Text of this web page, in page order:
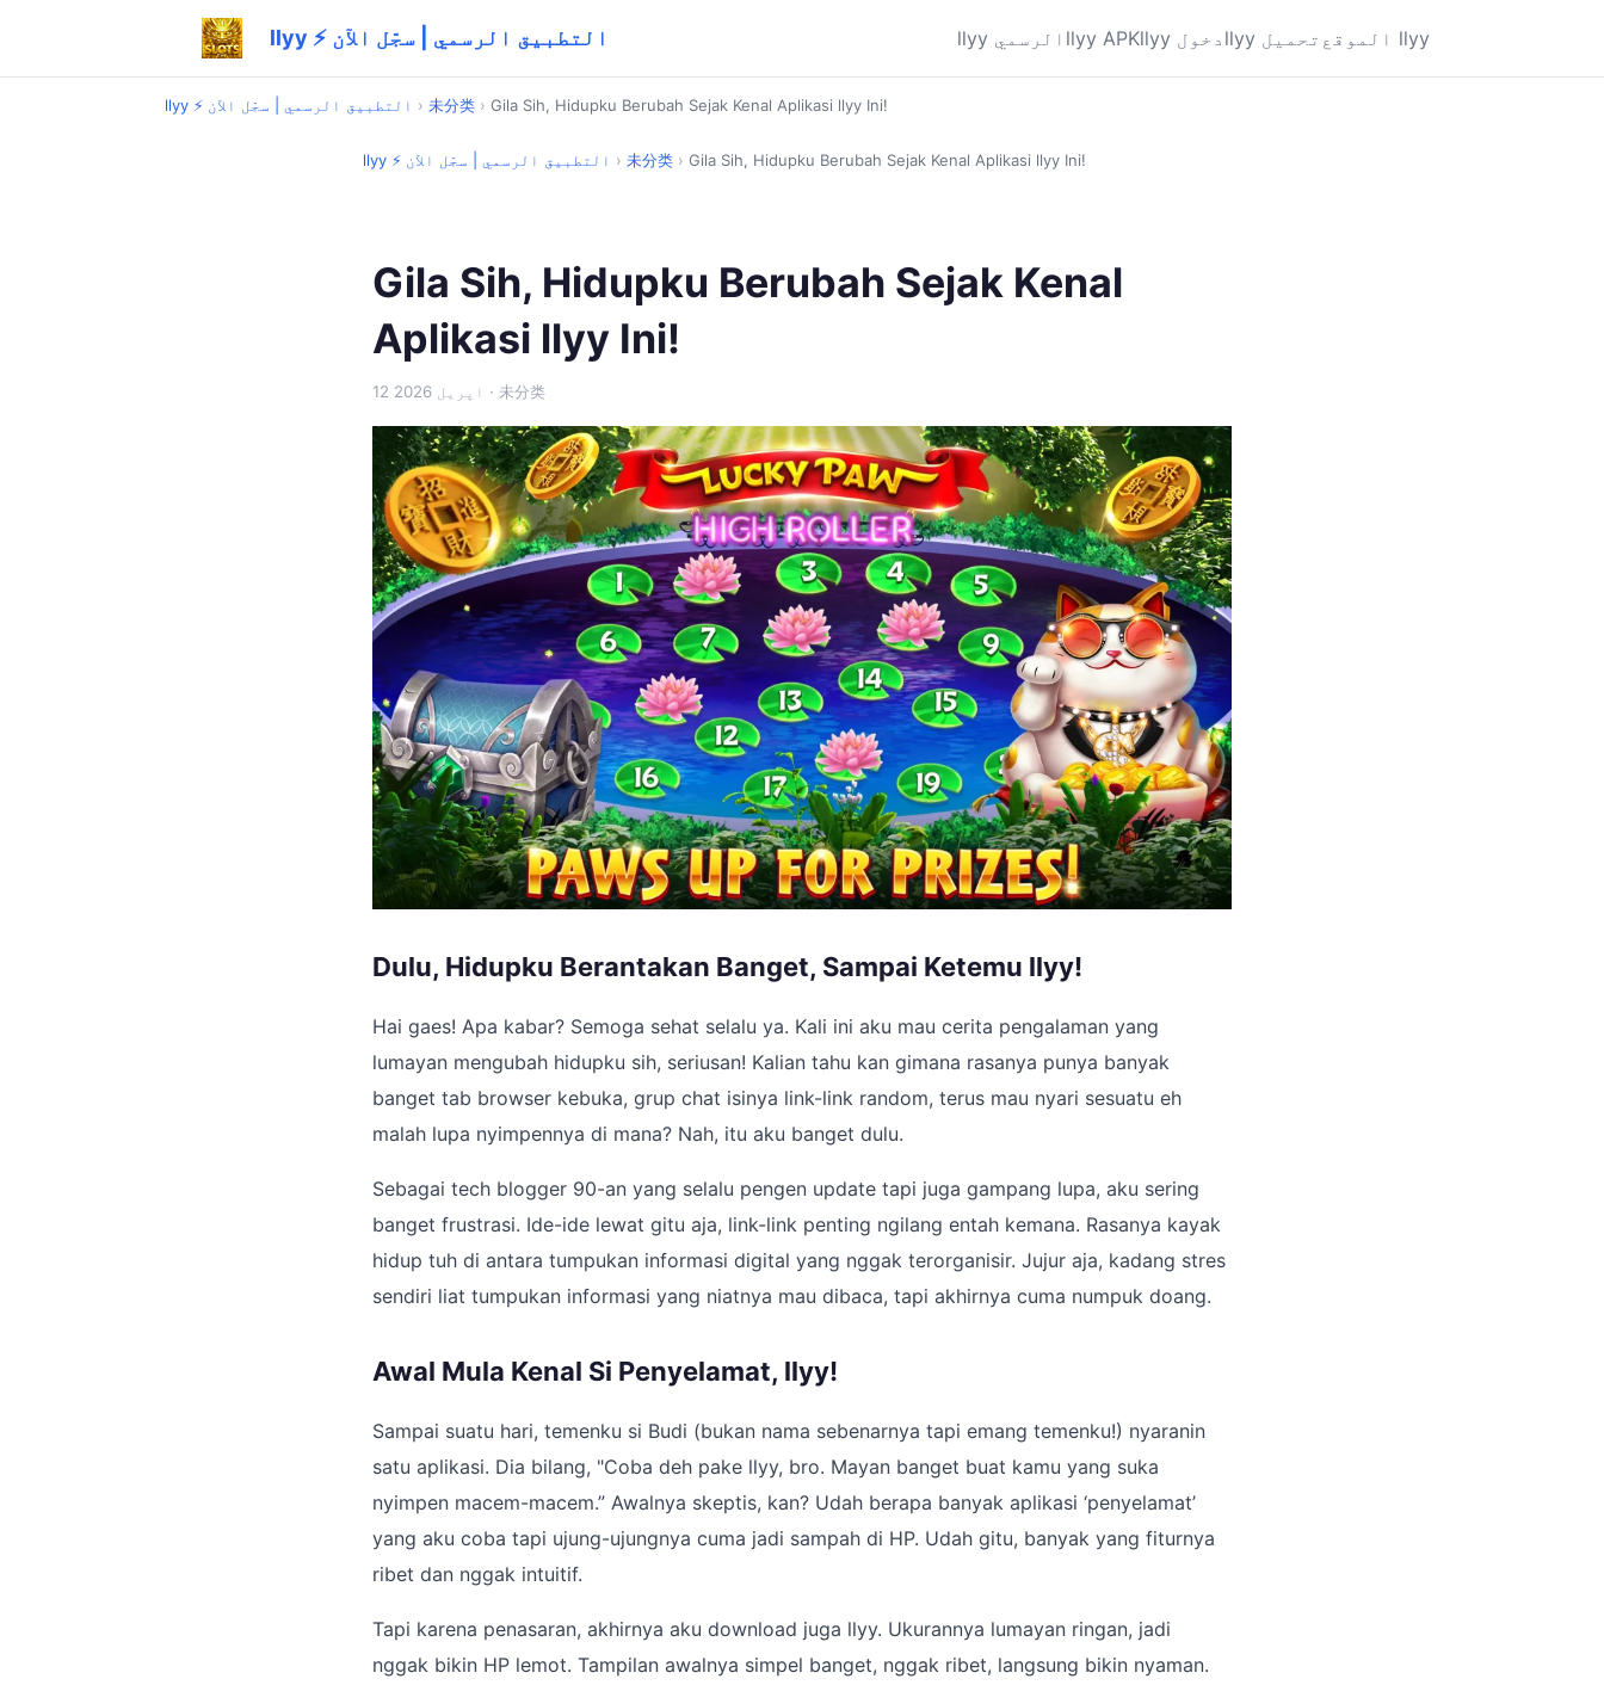
llyy ⚡ التطبيق الرسمي | سجّل الآن llyy الرسمي llyy APK llyy دخول llyy تحميل الموقع llyy
llyy ⚡ التطبيق الرسمي | سجّل الآن › 未分类 › Gila Sih, Hidupku Berubah Sejak Kenal Aplikasi llyy Ini!
llyy ⚡ التطبيق الرسمي | سجّل الآن › 未分类 › Gila Sih, Hidupku Berubah Sejak Kenal Aplikasi llyy Ini!
Gila Sih, Hidupku Berubah Sejak Kenal
Aplikasi llyy Ini!
12 اپریل 2026 · 未分类
Dulu, Hidupku Berantakan Banget, Sampai Ketemu llyy!
Hai gaes! Apa kabar? Semoga sehat selalu ya. Kali ini aku mau cerita pengalaman yang
lumayan mengubah hidupku sih, seriusan! Kalian tahu kan gimana rasanya punya banyak
banget tab browser kebuka, grup chat isinya link-link random, terus mau nyari sesuatu eh
malah lupa nyimpennya di mana? Nah, itu aku banget dulu.
Sebagai tech blogger 90-an yang selalu pengen update tapi juga gampang lupa, aku sering
banget frustrasi. Ide-ide lewat gitu aja, link-link penting ngilang entah kemana. Rasanya kayak
hidup tuh di antara tumpukan informasi digital yang nggak terorganisir. Jujur aja, kadang stres
sendiri liat tumpukan informasi yang niatnya mau dibaca, tapi akhirnya cuma numpuk doang.
Awal Mula Kenal Si Penyelamat, llyy!
Sampai suatu hari, temenku si Budi (bukan nama sebenarnya tapi emang temenku!) nyaranin
satu aplikasi. Dia bilang, "Coba deh pake llyy, bro. Mayan banget buat kamu yang suka
nyimpen macem-macem.” Awalnya skeptis, kan? Udah berapa banyak aplikasi ‘penyelamat’
yang aku coba tapi ujung-ujungnya cuma jadi sampah di HP. Udah gitu, banyak yang fiturnya
ribet dan nggak intuitif.
Tapi karena penasaran, akhirnya aku download juga llyy. Ukurannya lumayan ringan, jadi
nggak bikin HP lemot. Tampilan awalnya simpel banget, nggak ribet, langsung bikin nyaman.